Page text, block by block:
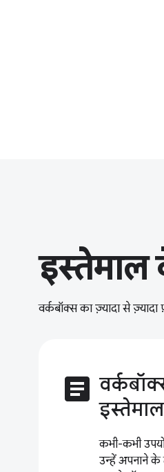
इस्तेमाल
वर्कबॉक्स का ज़्यादा से
article
कभी-कभी
उन्हें अपनाने के